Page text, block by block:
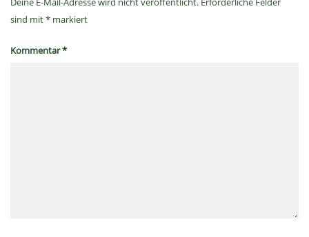
sind mit* markiert
Kommentar*